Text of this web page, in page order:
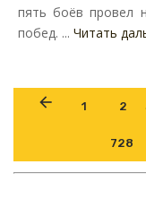
пять боёв провел
побед. ... Читать
1 2
728